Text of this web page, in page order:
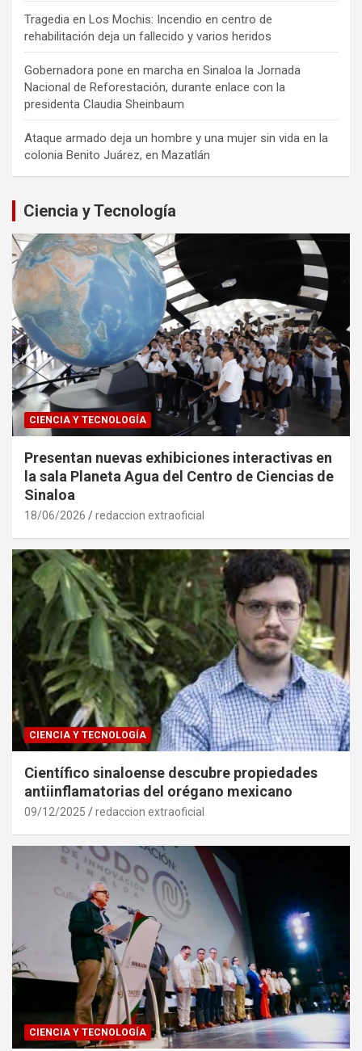
Tragedia en Los Mochis: Incendio en centro de
rehabilitación deja un fallecido y varios heridos
Gobernadora pone en marcha en Sinaloa la Jornada
Nacional de Reforestación, durante enlace con la
presidenta Claudia Sheinbaum
Ataque armado deja un hombre y una mujer sin vida en la
colonia Benito Juárez, en Mazatlán
Ciencia y Tecnología
CIENCIA Y TECNOLOGÍA
Presentan nuevas exhibiciones interactivas en
la sala Planeta Agua del Centro de Ciencias de
Sinaloa
18/06/2026 redaccion extraoficial
CIENCIA Y TECNOLOGÍA
Científico sinaloense descubre propiedades
antiinflamatorias del orégano mexicano
09/12/2025 redaccion extraoficial
CIENCIA Y TECNOLOGÍA